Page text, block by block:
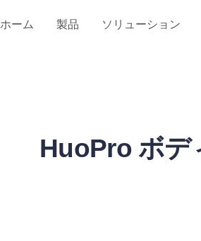
ホーム 製品 ソリューション
サービスとサポート
HuoPro ボデ